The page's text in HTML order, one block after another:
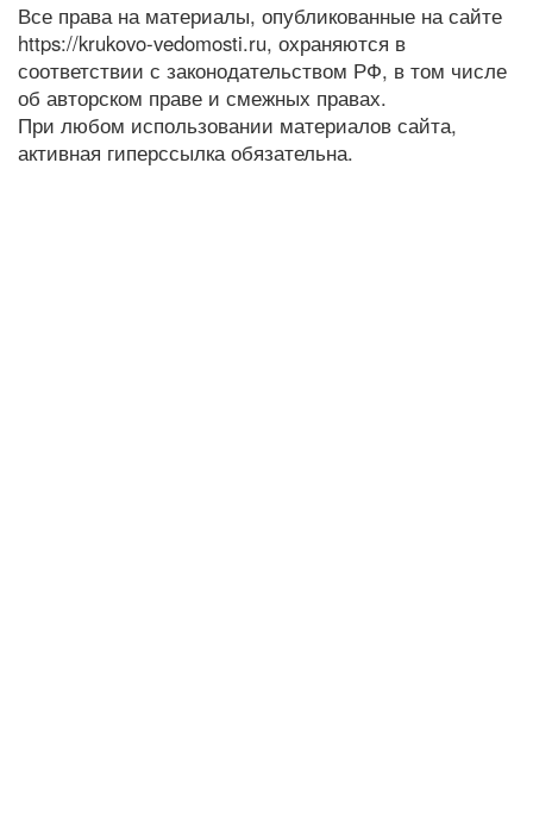
Все права на материалы, опубликованные на сайте
https://krukovo-vedomosti.ru, охраняются в
соответствии с законодательством РФ, в том числе
об авторском праве и смежных правах.
При любом использовании материалов сайта,
активная гиперссылка обязательна.